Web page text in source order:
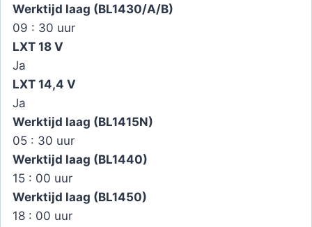
Werktijd laag (BL1430/A/B)
09 : 30 uur
LXT 18 V
Ja
LXT 14,4 V
Ja
Werktijd laag (BL1415N)
05 : 30 uur
Werktijd laag (BL1440)
15 : 00 uur
Werktijd laag (BL1450)
18 : 00 uur